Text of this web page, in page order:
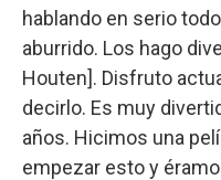
hablando en serio
aburrido. Los hago
Houten]. Disfruto
decirlo. Es muy
años. Hicimos una
empezar esto y